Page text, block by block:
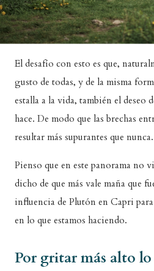
El desafío con esto es que,
gusto de todas, y de la misma
estalla a la vida, también el deseo
hace. De modo que las brechas
resultar más supurantes que nunca.
Pienso que en este panorama no
dicho de que más vale maña que
influencia de Plutón en Capri
en lo que estamos haciendo.
Por gritar más alto lo